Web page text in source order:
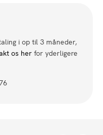
i op til 3 måneder,
os her for yderligere